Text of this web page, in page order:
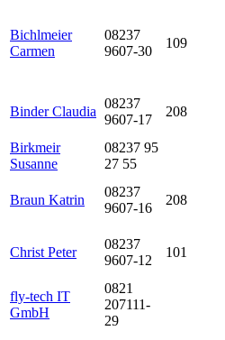
Bichlmeier
Carmen
08237
9607-30
109
Binder Claudia
08237
9607-17
208
Birkmeir
Susanne
08237 95
27 55
Braun Katrin
08237
9607-16
208
Christ Peter
08237
9607-12
101
fly-tech IT
GmbH
0821
207111-
29